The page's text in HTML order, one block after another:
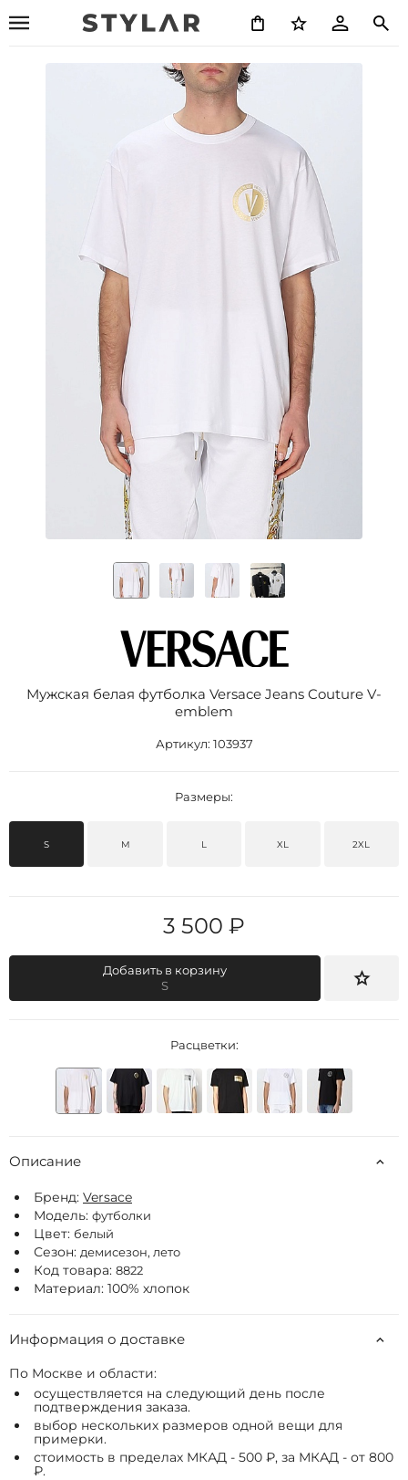
Мужская белая футболка Versace Jeans Couture V-
emblem
Артикул: 103937
Размеры:
S M L XL 2XL
3 500 ₽
Добавить в корзину
S
Расцветки:
Описание
Бренд: Versace
Модель: футболки
Цвет: белый
Сезон: демисезон, лето
Код товара: 8822
Материал: 100% хлопок
Информация о доставке
По Москве и области:
осуществляется на следующий день после
подтверждения заказа.
выбор нескольких размеров одной вещи для
примерки.
стоимость в пределах МКАД - 500 ₽, за МКАД - от 800
₽.